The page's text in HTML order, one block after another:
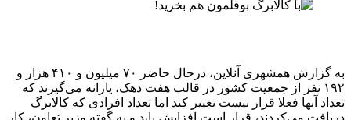
به گزارش همشهری آنلاین، درحال حاضر ۷۰ میلیون و ۴۱۰ هزار و
۱۹۲ نفر از جمعیت کشور در قالب هفت دهک، یارانه می‌گیرند که
تعداد آنها فعلا قرار نیست تغییر کند اما تعداد افرادی که کالابرگ
دریافت می‌کردند، قرار است افزایش یابد و به گفته وزیر تعاون، کار